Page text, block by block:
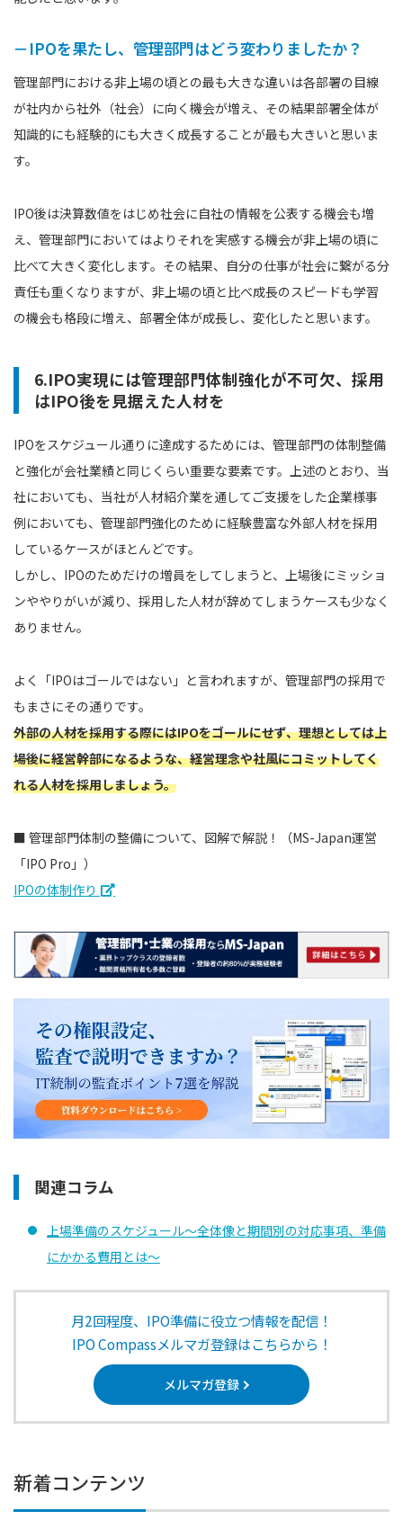
－IPOを果たし、管理部門はどう変わりましたか？
管理部門における非上場の頃との最も大きな違いは各部署の目線
が社内から社外（社会）に向く機会が増え、その結果部署全体が
知識的にも経験的にも大きく成長することが最も大きいと思いま
す。
IPO後は決算数値をはじめ社会に自社の情報を公表する機会も増
え、管理部門においてはよりそれを実感する機会が非上場の頃に
比べて大きく変化します。その結果、自分の仕事が社会に繋がる分
責任も重くなりますが、非上場の頃と比べ成長のスピードも学習
の機会も格段に増え、部署全体が成長し、変化したと思います。
6.IPO実現には管理部門体制強化が不可欠、採用
はIPO後を見据えた人材を
IPOをスケジュール通りに達成するためには、管理部門の体制整備
と強化が会社業績と同じくらい重要な要素です。上述のとおり、当
社においても、当社が人材紹介業を通してご支援をした企業様事
例においても、管理部門強化のために経験豊富な外部人材を採用
しているケースがほとんどです。
しかし、IPOのためだけの増員をしてしまうと、上場後にミッショ
ンややりがいが減り、採用した人材が辞めてしまうケースも少なく
ありません。
よく「IPOはゴールではない」と言われますが、管理部門の採用で
もまさにその通りです。
外部の人材を採用する際にはIPOをゴールにせず、理想としては上
場後に経営幹部になるような、経営理念や社風にコミットしてく
れる人材を採用しましょう。
■ 管理部門体制の整備について、図解で解説！（MS-Japan運営
「IPO Pro」）
IPOの体制作り
関連コラム
上場準備のスケジュール～全体像と期間別の対応事項、準備
にかかる費用とは～
月2回程度、IPO準備に役立つ情報を配信！
IPO Compassメルマガ登録はこちらから！
メルマガ登録
新着コンテンツ